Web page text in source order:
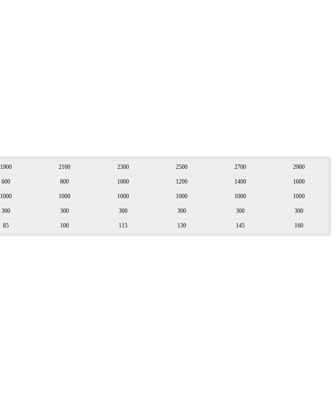
1900 2100 2300 2500 2700 2900
600 800 1000 1200 1400 1600
1000 1000 1000 1000 1000 1000
300 300 300 300 300 300
85 100 115 130 145 160